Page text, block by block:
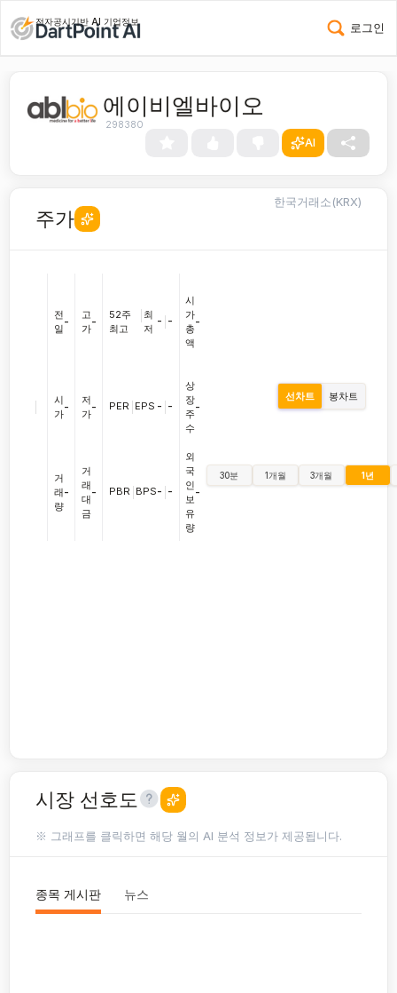
전자공시기반 AI 기업정보 로그인
에이비엘바이오
298380
AI
주가
한국거래소(KRX)
전
일
-
시
가
-
거
래
량
-
고
가
-
저
가
-
거
래
대
금
-
52주
최고
최
저
- -
PER EPS - -
PBR BPS- -
시
가
총
액
-
상
장
주
수
-
외
국
인
보
유
량
-
선차트 봉차트
30분 1개월 3개월 1년
시장 선호도
※ 그래프를 클릭하면 해당 월의 AI 분석 정보가 제공됩니다.
종목 게시판 뉴스